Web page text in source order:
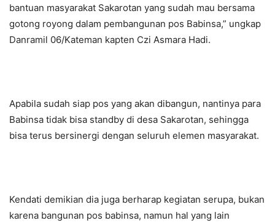
bantuan masyarakat Sakarotan yang sudah mau bersama
gotong royong dalam pembangunan pos Babinsa,” ungkap
Danramil 06/Kateman kapten Czi Asmara Hadi.
Apabila sudah siap pos yang akan dibangun, nantinya para
Babinsa tidak bisa standby di desa Sakarotan, sehingga
bisa terus bersinergi dengan seluruh elemen masyarakat.
Kendati demikian dia juga berharap kegiatan serupa, bukan
karena bangunan pos babinsa, namun hal yang lain